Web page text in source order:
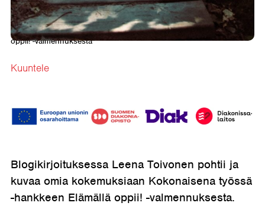
Etusivu→Ajankohtaista→Kokemuksia ja näkökulmia Elämällä
oppii! -valmennuksesta
Kuuntele
Blogikirjoituksessa Leena Toivonen pohtii ja
kuvaa omia kokemuksiaan Kokonaisena työssä
-hankkeen Elämällä oppii! -valmennuksesta.